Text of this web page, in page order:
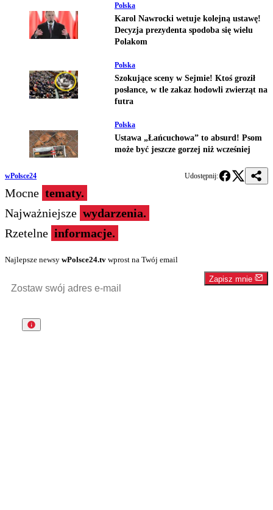
Polska
Karol Nawrocki wetuje kolejną ustawę!
Decyzja prezydenta spodoba się wielu
Polakom
Polska
Szokujące sceny w Sejmie! Ktoś groził
posłance, w tle zakaz hodowli zwierząt na
futra
Polska
Ustawa „Łańcuchowa” to absurd! Psom
może być jeszcze gorzej niż wcześniej
wPolsce24 Udostępnij:
Mocne tematy.
Najważniejsze wydarzenia.
Rzetelne informacje.
Najlepsze newsy wPolsce24.tv wprost na Twój email
Zapisz mnie